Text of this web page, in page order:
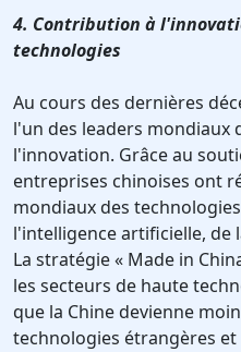
4. Contribution à
technologies
Au cours des dernières
l'un des leaders mondiaux
l'innovation. Grâce au
entreprises chinoises ont
mondiaux des
l'intelligence artificielle, de
La stratégie « Made in
les secteurs de haute
que la Chine devienne
technologies étrangères